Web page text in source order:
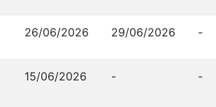
26/06/2026 29/06/2026 -
15/06/2026 - -